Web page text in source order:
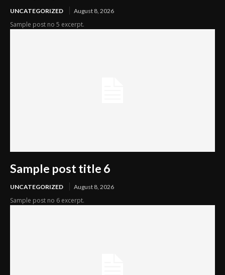
UNCATEGORIZED August 8, 2026
Sample post no 5 excerpt.
Sample post title 6
UNCATEGORIZED August 8, 2026
Sample post no 6 excerpt.